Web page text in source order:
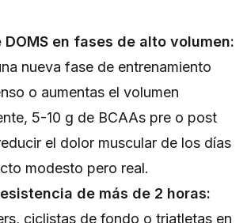
DOMS en fases de alto volumen:
nueva fase de entrenamiento
o aumentas el volumen
5-10 g de BCAAs pre o post
el dolor muscular de los días
modesto pero real.
de más de 2 horas:
ciclistas de fondo o triatletas en